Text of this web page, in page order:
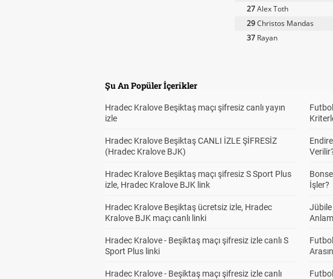
27Alex Toth
29Christos Mandas
37 Rayan
Şu An Popüler İçerikler
Hradec Kralove Beşiktaş maçı şifresiz canlı yayın
izle
Hradec Kralove Beşiktaş CANLI İZLE ŞİFRESİZ
(Hradec Kralove BJK)
Hradec Kralove Beşiktaş maçı şifresiz S Sport Plus
izle, Hradec Kralove BJK link
Hradec Kralove Beşiktaş ücretsiz izle, Hradec
Kralove BJK maçı canlı linki
Hradec Kralove - Beşiktaş maçı şifresiz izle canlı S
Sport Plus linki
Hradec Kralove - Beşiktaş maçı şifresiz izle canlı
İşler?
Jübile